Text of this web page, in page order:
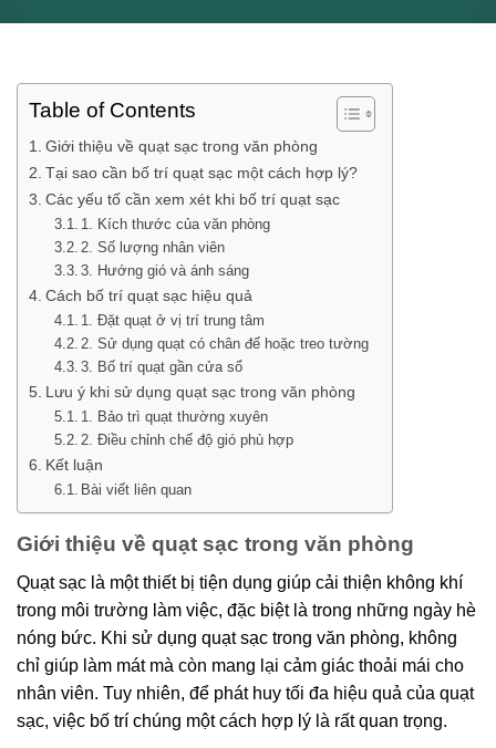
Table of Contents
Giới thiệu về quạt sạc trong văn phòng
Tại sao cần bố trí quạt sạc một cách hợp lý?
Các yếu tố cần xem xét khi bố trí quạt sạc
1. Kích thước của văn phòng
2. Số lượng nhân viên
3. Hướng gió và ánh sáng
Cách bố trí quạt sạc hiệu quả
1. Đặt quạt ở vị trí trung tâm
2. Sử dụng quạt có chân đế hoặc treo tường
3. Bố trí quạt gần cửa sổ
Lưu ý khi sử dụng quạt sạc trong văn phòng
1. Bảo trì quạt thường xuyên
2. Điều chỉnh chế độ gió phù hợp
Kết luận
Bài viết liên quan
Giới thiệu về quạt sạc trong văn phòng
Quạt sạc là một thiết bị tiện dụng giúp cải thiện không khí
trong môi trường làm việc, đặc biệt là trong những ngày hè
nóng bức. Khi sử dụng quạt sạc trong văn phòng, không
chỉ giúp làm mát mà còn mang lại cảm giác thoải mái cho
nhân viên. Tuy nhiên, để phát huy tối đa hiệu quả của quạt
sạc, việc bố trí chúng một cách hợp lý là rất quan trọng.